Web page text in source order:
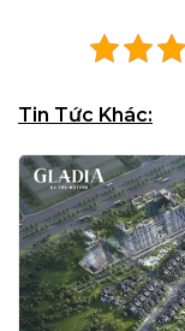
Tin Tức Khác: